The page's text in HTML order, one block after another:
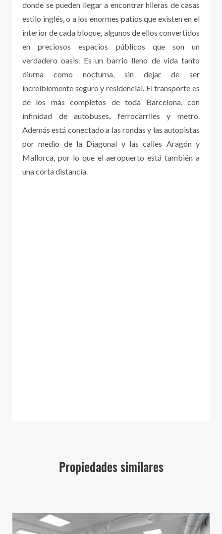
donde se pueden llegar a encontrar hileras de casas
estilo inglés, o a los enormes patios que existen en el
interior de cada bloque, algunos de ellos convertidos
en preciosos espacios públicos que son un
verdadero oasis. Es un barrio lleno de vida tanto
diurna como nocturna, sin dejar de ser
increíblemente seguro y residencial. El transporte es
de los más completos de toda Barcelona, con
infinidad de autobuses, ferrocarriles y metro.
Además está conectado a las rondas y las autopistas
por medio de la Diagonal y las calles Aragón y
Mallorca, por lo que el aeropuerto está también a
una corta distancia.
Propiedades similares